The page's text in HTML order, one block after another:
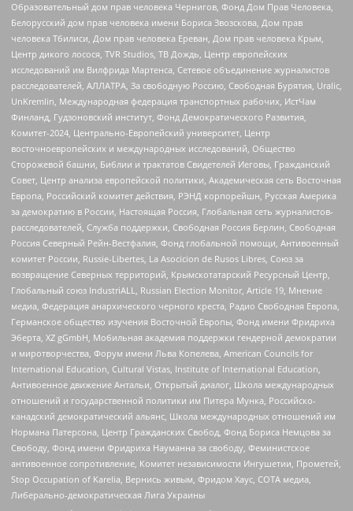
Образовательный дом прав человека Чернигов, Фонд Дом Прав Человека,
Белорусский дом прав человека имени Бориса Звозскова, Дом прав
человека Тбилиси, Дом прав человека Ереван, Дом прав человека Крым,
Центр дикого лосося, TVR Studios, ТВ Дождь, Центр европейских
исследований им Вилфрида Мартенса, Сетевое объединение журналистов
расследователей, АЛЛАТРА, За свободную Россию, Свободная Бурятия, Uralic,
UnKremlin, Международная федерация транспортных рабочих, ИстЧам
Финланд, Гудзоновский институт, Фонд Демократического Развития,
Комитет-2024, Центрально-Европейский университет, Центр
восточноевропейских и международных исследований, Общество
Сторожевой башни, Библии и трактатов Свидетелей Иеговы, Гражданский
Совет, Центр анализа европейской политики, Академическая сеть Восточная
Европа, Российский комитет действия, РЭНД корпорейшн, Русская Америка
за демократию в России, Настоящая Россия, Глобальная сеть журналистов-
расследователей, Служба поддержки, Свободная Россия Берлин, Свободная
Россия Северный Рейн-Вестфалия, Фонд глобальной помощи, Антивоенный
комитет России, Russie-Libertes, La Asocicion de Rusos Libres, Союз за
возвращение Северных территорий, Крымскотатарский Ресурсный Центр,
Глобальный союз IndustriALL, Russian Election Monitor, Article 19, Мнение
медиа, Федерация анархического черного креста, Радио Свободная Европа,
Германское общество изучения Восточной Европы, Фонд имени Фридриха
Эберта, XZ gGmbH, Мобильная академия поддержки гендерной демократии
и миротворчества, Форум имени Льва Копелева, American Councils for
International Education, Cultural Vistas, Institute of International Education,
Антивоенное движение Антальи, Открытый диалог, Школа международных
отношений и государственной политики им Питера Мунка, Российско-
канадский демократический альянс, Школа международных отношений им
Нормана Патерсона, Центр Гражданских Свобод, Фонд Бориса Немцова за
Свободу, Фонд имени Фридриха Науманна за свободу, Феминистское
антивоенное сопротивление, Комитет независимости Ингушетии, Прометей,
Stop Occupation of Karelia, Вернись живым, Фридом Хаус, СОТА медиа,
Либерально-демократическая Лига Украины